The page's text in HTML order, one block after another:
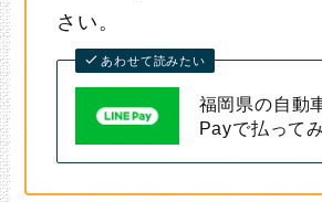
さい。
あわせて読みたい
福岡県の自動
Payで払って